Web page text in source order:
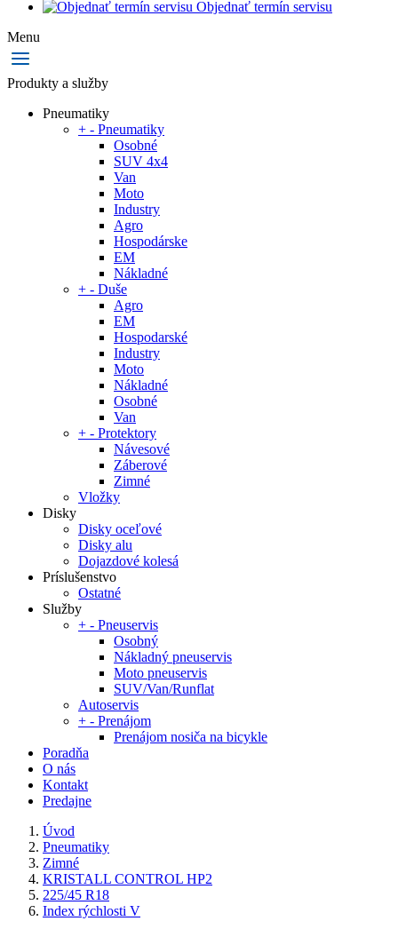
Objednať termín servisu
Menu
Produkty a služby
Pneumatiky
+ - Pneumatiky
Osobné
SUV 4x4
Van
Moto
Industry
Agro
Hospodárske
EM
Nákladné
+ - Duše
Agro
EM
Hospodarské
Industry
Moto
Nákladné
Osobné
Van
+ - Protektory
Návesové
Záberové
Zimné
Vložky
Disky
Disky oceľové
Disky alu
Dojazdové kolesá
Príslušenstvo
Ostatné
Služby
+ - Pneuservis
Osobný
Nákladný pneuservis
Moto pneuservis
SUV/Van/Runflat
Autoservis
+ - Prenájom
Prenájom nosiča na bicykle
Poradňa
O nás
Kontakt
Predajne
Úvod
Pneumatiky
Zimné
KRISTALL CONTROL HP2
225/45 R18
Index rýchlosti V